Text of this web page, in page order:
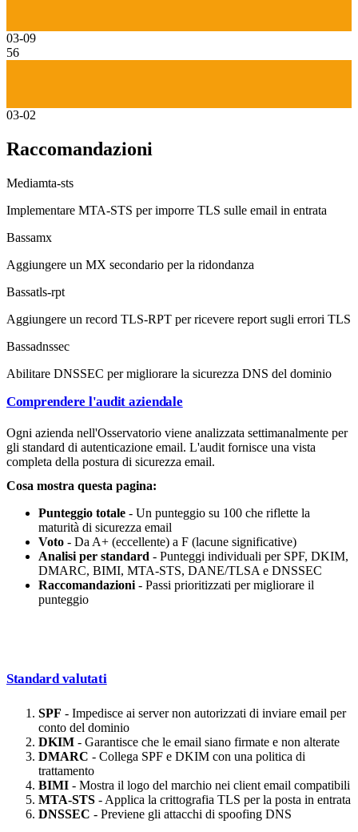
03-09
56
03-02
Raccomandazioni
Mediamta-sts
Implementare MTA-STS per imporre TLS sulle email in entrata
Bassamx
Aggiungere un MX secondario per la ridondanza
Bassatls-rpt
Aggiungere un record TLS-RPT per ricevere report sugli errori TLS
Bassadnssec
Abilitare DNSSEC per migliorare la sicurezza DNS del dominio
Comprendere l'audit aziendale
Ogni azienda nell'Osservatorio viene analizzata settimanalmente per
gli standard di autenticazione email. L'audit fornisce una vista
completa della postura di sicurezza email.
Cosa mostra questa pagina:
Punteggio totale - Un punteggio su 100 che riflette la
maturità di sicurezza email
Voto - Da A+ (eccellente) a F (lacune significative)
Analisi per standard - Punteggi individuali per SPF, DKIM,
DMARC, BIMI, MTA-STS, DANE/TLSA e DNSSEC
Raccomandazioni - Passi prioritizzati per migliorare il
punteggio
Standard valutati
SPF - Impedisce ai server non autorizzati di inviare email per
conto del dominio
DKIM - Garantisce che le email siano firmate e non alterate
DMARC - Collega SPF e DKIM con una politica di
trattamento
BIMI - Mostra il logo del marchio nei client email compatibili
MTA-STS - Applica la crittografia TLS per la posta in entrata
DNSSEC - Previene gli attacchi di spoofing DNS